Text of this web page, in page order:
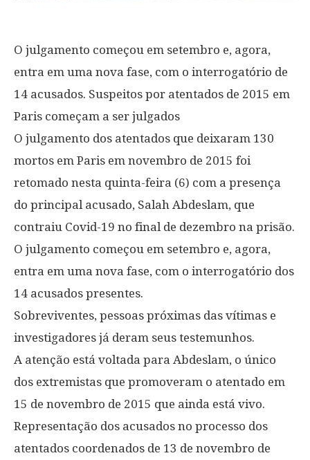
O julgamento começou em setembro e, agora,
entra em uma nova fase, com o interrogatório de
14 acusados. Suspeitos por atentados de 2015 em
Paris começam a ser julgados
O julgamento dos atentados que deixaram 130
mortos em Paris em novembro de 2015 foi
retomado nesta quinta-feira (6) com a presença
do principal acusado, Salah Abdeslam, que
contraiu Covid-19 no final de dezembro na prisão.
O julgamento começou em setembro e, agora,
entra em uma nova fase, com o interrogatório dos
14 acusados presentes.
Sobreviventes, pessoas próximas das vítimas e
investigadores já deram seus testemunhos.
A atenção está voltada para Abdeslam, o único
dos extremistas que promoveram o atentado em
15 de novembro de 2015 que ainda está vivo.
Representação dos acusados no processo dos
atentados coordenados de 13 de novembro de